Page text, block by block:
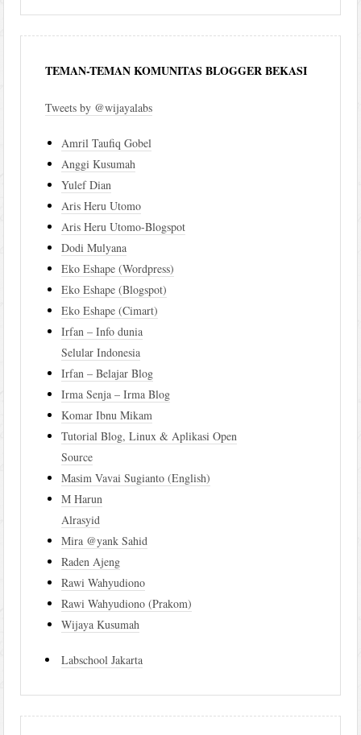
TEMAN-TEMAN KOMUNITAS BLOGGER BEKASI
Tweets by @wijayalabs
Amril Taufiq Gobel
Anggi Kusumah
Yulef Dian
Aris Heru Utomo
Aris Heru Utomo-Blogspot
Dodi Mulyana
Eko Eshape (Wordpress)
Eko Eshape (Blogspot)
Eko Eshape (Cimart)
Irfan – Info dunia
Selular Indonesia
Irfan – Belajar Blog
Irma Senja – Irma Blog
Komar Ibnu Mikam
Tutorial Blog, Linux & Aplikasi Open
Source
Masim Vavai Sugianto (English)
M Harun
Alrasyid
Mira @yank Sahid
Raden Ajeng
Rawi Wahyudiono
Rawi Wahyudiono (Prakom)
Wijaya Kusumah
Labschool Jakarta